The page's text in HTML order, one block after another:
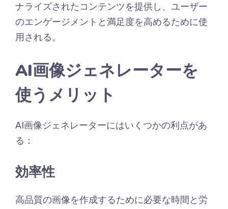
ナライズされたコンテンツを提供し、ユーザー
のエンゲージメントと満足度を高めるために使
用される。
AI画像ジェネレーターを
使うメリット
AI画像ジェネレーターにはいくつかの利点があ
る：
効率性
高品質の画像を作成するために必要な時間と労